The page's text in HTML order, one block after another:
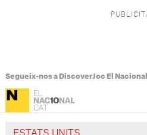
Segueix-nos a DiscoverJoc El Nacional